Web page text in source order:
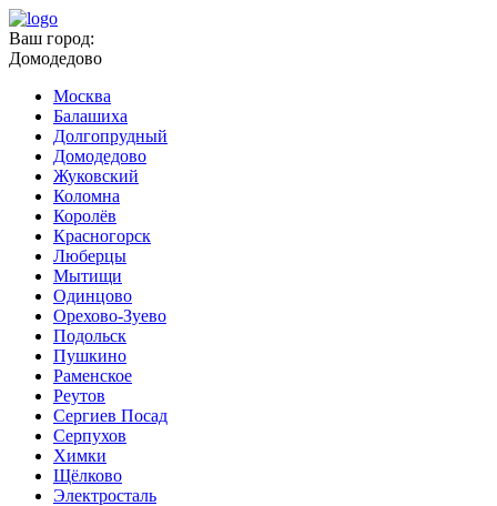
Ваш город:
Домодедово
Москва
Балашиха
Долгопрудный
Домодедово
Жуковский
Коломна
Королёв
Красногорск
Люберцы
Мытищи
Одинцово
Орехово-Зуево
Подольск
Пушкино
Раменское
Реутов
Сергиев Посад
Серпухов
Химки
Щёлково
Электросталь